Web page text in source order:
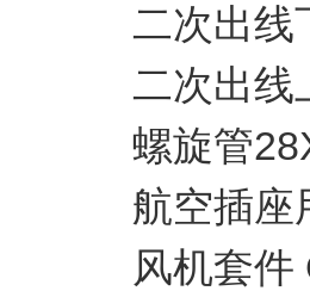
二次出线
二次出线
螺旋管
航空插座
风机套件